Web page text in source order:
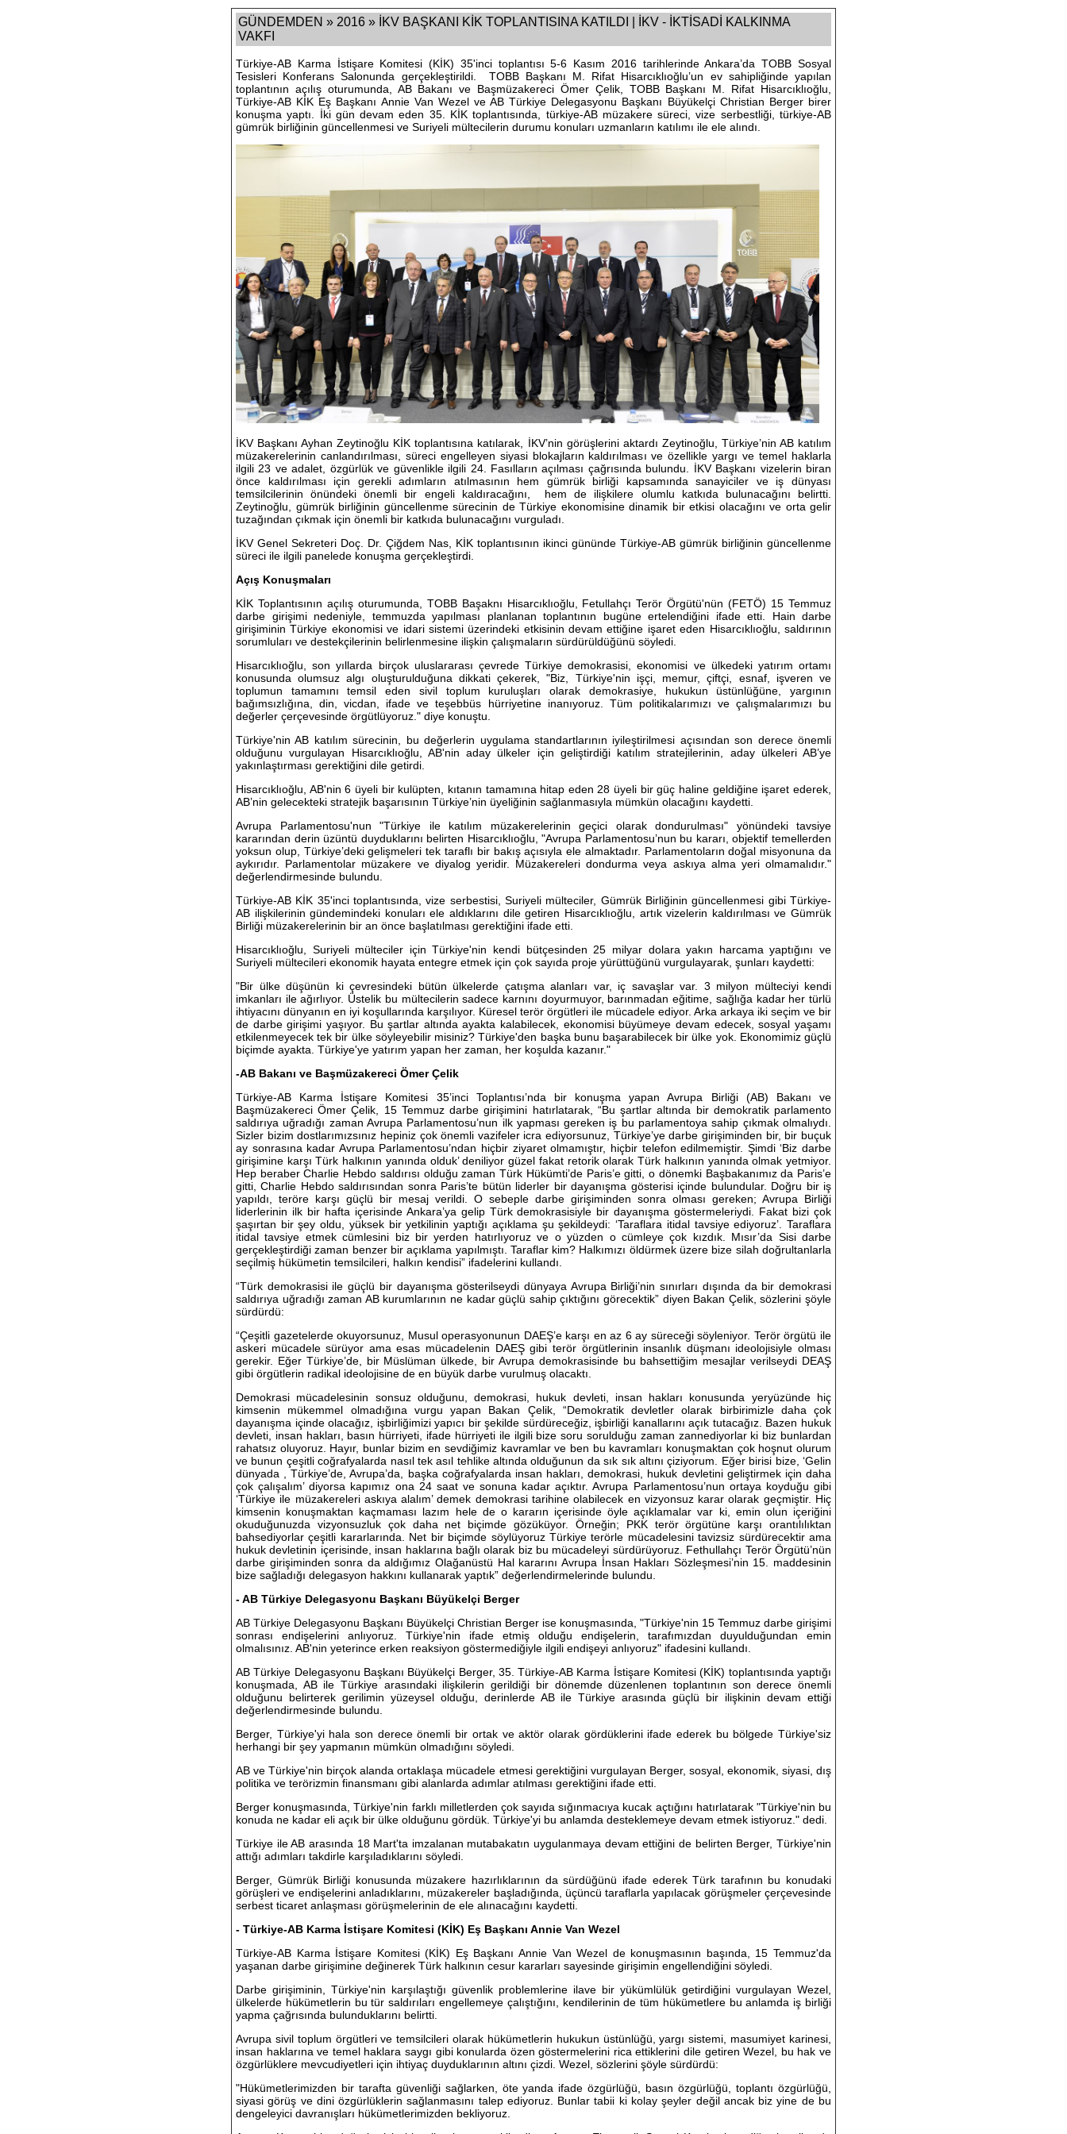
GÜNDEMDEN » 2016 » İKV BAŞKANI KİK TOPLANTISINA KATILDI | İKV - İKTİSADİ KALKINMA
VAKFI
Türkiye-AB Karma İstişare Komitesi (KİK) 35'inci toplantısı 5-6 Kasım 2016 tarihlerinde Ankara’da TOBB Sosyal
Tesisleri Konferans Salonunda gerçekleştirildi. TOBB Başkanı M. Rifat Hisarcıklıoğlu’un ev sahipliğinde yapılan
toplantının açılış oturumunda, AB Bakanı ve Başmüzakereci Ömer Çelik, TOBB Başkanı M. Rifat Hisarcıklıoğlu,
Türkiye-AB KİK Eş Başkanı Annie Van Wezel ve AB Türkiye Delegasyonu Başkanı Büyükelçi Christian Berger birer
konuşma yaptı. İki gün devam eden 35. KİK toplantısında, türkiye-AB müzakere süreci, vize serbestliği, türkiye-AB
gümrük birliğinin güncellenmesi ve Suriyeli mültecilerin durumu konuları uzmanların katılımı ile ele alındı.
İKV Başkanı Ayhan Zeytinoğlu KİK toplantısına katılarak, İKV’nin görüşlerini aktardı Zeytinoğlu, Türkiye’nin AB katılım
müzakerelerinin canlandırılması, süreci engelleyen siyasi blokajların kaldırılması ve özellikle yargı ve temel haklarla
ilgili 23 ve adalet, özgürlük ve güvenlikle ilgili 24. Fasılların açılması çağrısında bulundu. İKV Başkanı vizelerin biran
önce kaldırılması için gerekli adımların atılmasının hem gümrük birliği kapsamında sanayiciler ve iş dünyası
temsilcilerinin önündeki önemli bir engeli kaldıracağını, hem de ilişkilere olumlu katkıda bulunacağını belirtti.
Zeytinoğlu, gümrük birliğinin güncellenme sürecinin de Türkiye ekonomisine dinamik bir etkisi olacağını ve orta gelir
tuzağından çıkmak için önemli bir katkıda bulunacağını vurguladı.
İKV Genel Sekreteri Doç. Dr. Çiğdem Nas, KİK toplantısının ikinci gününde Türkiye-AB gümrük birliğinin güncellenme
süreci ile ilgili panelede konuşma gerçekleştirdi.
Açış Konuşmaları
KİK Toplantısının açılış oturumunda, TOBB Başaknı Hisarcıklıoğlu, Fetullahçı Terör Örgütü'nün (FETÖ) 15 Temmuz
darbe girişimi nedeniyle, temmuzda yapılması planlanan toplantının bugüne ertelendiğini ifade etti. Hain darbe
girişiminin Türkiye ekonomisi ve idari sistemi üzerindeki etkisinin devam ettiğine işaret eden Hisarcıklıoğlu, saldırının
sorumluları ve destekçilerinin belirlenmesine ilişkin çalışmaların sürdürüldüğünü söyledi.
Hisarcıklıoğlu, son yıllarda birçok uluslararası çevrede Türkiye demokrasisi, ekonomisi ve ülkedeki yatırım ortamı
konusunda olumsuz algı oluşturulduğuna dikkati çekerek, "Biz, Türkiye'nin işçi, memur, çiftçi, esnaf, işveren ve
toplumun tamamını temsil eden sivil toplum kuruluşları olarak demokrasiye, hukukun üstünlüğüne, yargının
bağımsızlığına, din, vicdan, ifade ve teşebbüs hürriyetine inanıyoruz. Tüm politikalarımızı ve çalışmalarımızı bu
değerler çerçevesinde örgütlüyoruz." diye konuştu.
Türkiye'nin AB katılım sürecinin, bu değerlerin uygulama standartlarının iyileştirilmesi açısından son derece önemli
olduğunu vurgulayan Hisarcıklıoğlu, AB'nin aday ülkeler için geliştirdiği katılım stratejilerinin, aday ülkeleri AB’ye
yakınlaştırması gerektiğini dile getirdi.
Hisarcıklıoğlu, AB'nin 6 üyeli bir kulüpten, kıtanın tamamına hitap eden 28 üyeli bir güç haline geldiğine işaret ederek,
AB’nin gelecekteki stratejik başarısının Türkiye’nin üyeliğinin sağlanmasıyla mümkün olacağını kaydetti.
Avrupa Parlamentosu'nun "Türkiye ile katılım müzakerelerinin geçici olarak dondurulması" yönündeki tavsiye
kararından derin üzüntü duyduklarını belirten Hisarcıklıoğlu, "Avrupa Parlamentosu’nun bu kararı, objektif temellerden
yoksun olup, Türkiye’deki gelişmeleri tek taraflı bir bakış açısıyla ele almaktadır. Parlamentoların doğal misyonuna da
aykırıdır. Parlamentolar müzakere ve diyalog yeridir. Müzakereleri dondurma veya askıya alma yeri olmamalıdır."
değerlendirmesinde bulundu.
Türkiye-AB KİK 35'inci toplantısında, vize serbestisi, Suriyeli mülteciler, Gümrük Birliğinin güncellenmesi gibi Türkiye-
AB ilişkilerinin gündemindeki konuları ele aldıklarını dile getiren Hisarcıklıoğlu, artık vizelerin kaldırılması ve Gümrük
Birliği müzakerelerinin bir an önce başlatılması gerektiğini ifade etti.
Hisarcıklıoğlu, Suriyeli mülteciler için Türkiye'nin kendi bütçesinden 25 milyar dolara yakın harcama yaptığını ve
Suriyeli mültecileri ekonomik hayata entegre etmek için çok sayıda proje yürüttüğünü vurgulayarak, şunları kaydetti:
"Bir ülke düşünün ki çevresindeki bütün ülkelerde çatışma alanları var, iç savaşlar var. 3 milyon mülteciyi kendi
imkanları ile ağırlıyor. Üstelik bu mültecilerin sadece karnını doyurmuyor, barınmadan eğitime, sağlığa kadar her türlü
ihtiyacını dünyanın en iyi koşullarında karşılıyor. Küresel terör örgütleri ile mücadele ediyor. Arka arkaya iki seçim ve bir
de darbe girişimi yaşıyor. Bu şartlar altında ayakta kalabilecek, ekonomisi büyümeye devam edecek, sosyal yaşamı
etkilenmeyecek tek bir ülke söyleyebilir misiniz? Türkiye'den başka bunu başarabilecek bir ülke yok. Ekonomimiz güçlü
biçimde ayakta. Türkiye'ye yatırım yapan her zaman, her koşulda kazanır."
-AB Bakanı ve Başmüzakereci Ömer Çelik
Türkiye-AB Karma İstişare Komitesi 35’inci Toplantısı’nda bir konuşma yapan Avrupa Birliği (AB) Bakanı ve
Başmüzakereci Ömer Çelik, 15 Temmuz darbe girişimini hatırlatarak, “Bu şartlar altında bir demokratik parlamento
saldırıya uğradığı zaman Avrupa Parlamentosu’nun ilk yapması gereken iş bu parlamentoya sahip çıkmak olmalıydı.
Sizler bizim dostlarımızsınız hepiniz çok önemli vazifeler icra ediyorsunuz, Türkiye’ye darbe girişiminden bir, bir buçuk
ay sonrasına kadar Avrupa Parlamentosu’ndan hiçbir ziyaret olmamıştır, hiçbir telefon edilmemiştir. Şimdi ‘Biz darbe
girişimine karşı Türk halkının yanında olduk’ deniliyor güzel fakat retorik olarak Türk halkının yanında olmak yetmiyor.
Hep beraber Charlie Hebdo saldırısı olduğu zaman Türk Hükümti’de Paris’e gitti, o dönemki Başbakanımız da Paris’e
gitti, Charlie Hebdo saldırısından sonra Paris’te bütün liderler bir dayanışma gösterisi içinde bulundular. Doğru bir iş
yapıldı, teröre karşı güçlü bir mesaj verildi. O sebeple darbe girişiminden sonra olması gereken; Avrupa Birliği
liderlerinin ilk bir hafta içerisinde Ankara’ya gelip Türk demokrasisiyle bir dayanışma göstermeleriydi. Fakat bizi çok
şaşırtan bir şey oldu, yüksek bir yetkilinin yaptığı açıklama şu şekildeydi: ‘Taraflara itidal tavsiye ediyoruz’. Taraflara
itidal tavsiye etmek cümlesini biz bir yerden hatırlıyoruz ve o yüzden o cümleye çok kızdık. Mısır’da Sisi darbe
gerçekleştirdiği zaman benzer bir açıklama yapılmıştı. Taraflar kim? Halkımızı öldürmek üzere bize silah doğrultanlarla
seçilmiş hükümetin temsilcileri, halkın kendisi” ifadelerini kullandı.
“Türk demokrasisi ile güçlü bir dayanışma gösterilseydi dünyaya Avrupa Birliği’nin sınırları dışında da bir demokrasi
saldırıya uğradığı zaman AB kurumlarının ne kadar güçlü sahip çıktığını görecektik” diyen Bakan Çelik, sözlerini şöyle
sürdürdü:
“Çeşitli gazetelerde okuyorsunuz, Musul operasyonunun DAEŞ’e karşı en az 6 ay süreceği söyleniyor. Terör örgütü ile
askeri mücadele sürüyor ama esas mücadelenin DAEŞ gibi terör örgütlerinin insanlık düşmanı ideolojisiyle olması
gerekir. Eğer Türkiye’de, bir Müslüman ülkede, bir Avrupa demokrasisinde bu bahsettiğim mesajlar verilseydi DEAŞ
gibi örgütlerin radikal ideolojisine de en büyük darbe vurulmuş olacaktı.
Demokrasi mücadelesinin sonsuz olduğunu, demokrasi, hukuk devleti, insan hakları konusunda yeryüzünde hiç
kimsenin mükemmel olmadığına vurgu yapan Bakan Çelik, “Demokratik devletler olarak birbirimizle daha çok
dayanışma içinde olacağız, işbirliğimizi yapıcı bir şekilde sürdüreceğiz, işbirliği kanallarını açık tutacağız. Bazen hukuk
devleti, insan hakları, basın hürriyeti, ifade hürriyeti ile ilgili bize soru sorulduğu zaman zannediyorlar ki biz bunlardan
rahatsız oluyoruz. Hayır, bunlar bizim en sevdiğimiz kavramlar ve ben bu kavramları konuşmaktan çok hoşnut olurum
ve bunun çeşitli coğrafyalarda nasıl tek asıl tehlike altında olduğunun da sık sık altını çiziyorum. Eğer birisi bize, ‘Gelin
dünyada , Türkiye’de, Avrupa’da, başka coğrafyalarda insan hakları, demokrasi, hukuk devletini geliştirmek için daha
çok çalışalım’ diyorsa kapımız ona 24 saat ve sonuna kadar açıktır. Avrupa Parlamentosu’nun ortaya koyduğu gibi
‘Türkiye ile müzakereleri askıya alalım’ demek demokrasi tarihine olabilecek en vizyonsuz karar olarak geçmiştir. Hiç
kimsenin konuşmaktan kaçmaması lazım hele de o kararın içerisinde öyle açıklamalar var ki, emin olun içeriğini
okuduğunuzda vizyonsuzluk çok daha net biçimde gözüküyor. Örneğin; PKK terör örgütüne karşı orantılılıktan
bahsediyorlar çeşitli kararlarında. Net bir biçimde söylüyoruz Türkiye terörle mücadelesini tavizsiz sürdürecektir ama
hukuk devletinin içerisinde, insan haklarına bağlı olarak biz bu mücadeleyi sürdürüyoruz. Fethullahçı Terör Örgütü’nün
darbe girişiminden sonra da aldığımız Olağanüstü Hal kararını Avrupa İnsan Hakları Sözleşmesi’nin 15. maddesinin
bize sağladığı delegasyon hakkını kullanarak yaptık” değerlendirmelerinde bulundu.
- AB Türkiye Delegasyonu Başkanı Büyükelçi Berger
AB Türkiye Delegasyonu Başkanı Büyükelçi Christian Berger ise konuşmasında, "Türkiye'nin 15 Temmuz darbe girişimi
sonrası endişelerini anlıyoruz. Türkiye'nin ifade etmiş olduğu endişelerin, tarafımızdan duyulduğundan emin
olmalısınız. AB'nin yeterince erken reaksiyon göstermediğiyle ilgili endişeyi anlıyoruz" ifadesini kullandı.
AB Türkiye Delegasyonu Başkanı Büyükelçi Berger, 35. Türkiye-AB Karma İstişare Komitesi (KİK) toplantısında yaptığı
konuşmada, AB ile Türkiye arasındaki ilişkilerin gerildiği bir dönemde düzenlenen toplantının son derece önemli
olduğunu belirterek gerilimin yüzeysel olduğu, derinlerde AB ile Türkiye arasında güçlü bir ilişkinin devam ettiği
değerlendirmesinde bulundu.
Berger, Türkiye'yi hala son derece önemli bir ortak ve aktör olarak gördüklerini ifade ederek bu bölgede Türkiye'siz
herhangi bir şey yapmanın mümkün olmadığını söyledi.
AB ve Türkiye'nin birçok alanda ortaklaşa mücadele etmesi gerektiğini vurgulayan Berger, sosyal, ekonomik, siyasi, dış
politika ve terörizmin finansmanı gibi alanlarda adımlar atılması gerektiğini ifade etti.
Berger konuşmasında, Türkiye'nin farklı milletlerden çok sayıda sığınmacıya kucak açtığını hatırlatarak "Türkiye'nin bu
konuda ne kadar eli açık bir ülke olduğunu gördük. Türkiye'yi bu anlamda desteklemeye devam etmek istiyoruz." dedi.
Türkiye ile AB arasında 18 Mart'ta imzalanan mutabakatın uygulanmaya devam ettiğini de belirten Berger, Türkiye'nin
attığı adımları takdirle karşıladıklarını söyledi.
Berger, Gümrük Birliği konusunda müzakere hazırlıklarının da sürdüğünü ifade ederek Türk tarafının bu konudaki
görüşleri ve endişelerini anladıklarını, müzakereler başladığında, üçüncü taraflarla yapılacak görüşmeler çerçevesinde
serbest ticaret anlaşması görüşmelerinin de ele alınacağını kaydetti.
- Türkiye-AB Karma İstişare Komitesi (KİK) Eş Başkanı Annie Van Wezel
Türkiye-AB Karma İstişare Komitesi (KİK) Eş Başkanı Annie Van Wezel de konuşmasının başında, 15 Temmuz'da
yaşanan darbe girişimine değinerek Türk halkının cesur kararları sayesinde girişimin engellendiğini söyledi.
Darbe girişiminin, Türkiye'nin karşılaştığı güvenlik problemlerine ilave bir yükümlülük getirdiğini vurgulayan Wezel,
ülkelerde hükümetlerin bu tür saldırıları engellemeye çalıştığını, kendilerinin de tüm hükümetlere bu anlamda iş birliği
yapma çağrısında bulunduklarını belirtti.
Avrupa sivil toplum örgütleri ve temsilcileri olarak hükümetlerin hukukun üstünlüğü, yargı sistemi, masumiyet karinesi,
insan haklarına ve temel haklara saygı gibi konularda özen göstermelerini rica ettiklerini dile getiren Wezel, bu hak ve
özgürlüklere mevcudiyetleri için ihtiyaç duyduklarının altını çizdi. Wezel, sözlerini şöyle sürdürdü:
"Hükümetlerimizden bir tarafta güvenliği sağlarken, öte yanda ifade özgürlüğü, basın özgürlüğü, toplantı özgürlüğü,
siyasi görüş ve dini özgürlüklerin sağlanmasını talep ediyoruz. Bunlar tabii ki kolay şeyler değil ancak biz yine de bu
dengeleyici davranışları hükümetlerimizden bekliyoruz.